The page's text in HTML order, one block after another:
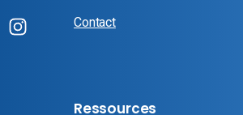
Contact
Ressources